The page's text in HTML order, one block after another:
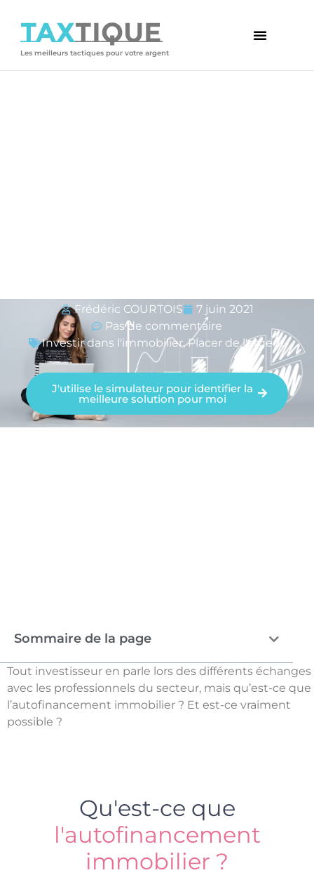
TAXTIQUE
Les meilleurs tactiques pour votre argent
Frédéric COURTOIS
7 juin 2021
Pas de commentaire
Investir dans l'immobilier,Placer de l'argent
J'utilise le simulateur pour identifier la
meilleure solution pour moi
Sommaire de la page
Tout investisseur en parle lors des différents échanges
avec les professionnels du secteur, mais qu’est-ce que
l’autofinancement immobilier ? Et est-ce vraiment
possible ?
Qu'est-ce que
l'autofinancement
immobilier ?